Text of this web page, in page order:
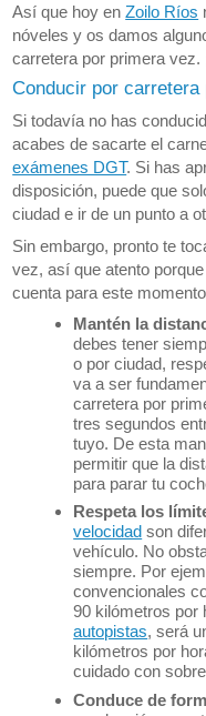
Así que hoy enZoilo Ríos
nóveles y os damos
carretera por primera vez.
Conducir por carretera
Si todavía no has
acabes de sacarte el
exámenes DGT. Si has
disposición, puede que
ciudad e ir de un punto a
Sin embargo, pronto te
vez, así que atento
cuenta para este
Mantén la
debes tener
o por ciudad,
va a ser
carretera por
tres segundos
tuyo. De esta
permitir que la
para parar tu
Respeta los
velocidad son
vehículo. No
siempre. Por
convencionales
90 kilómetros por
autopistas, será
kilómetros por
cuidado con
Conduce de